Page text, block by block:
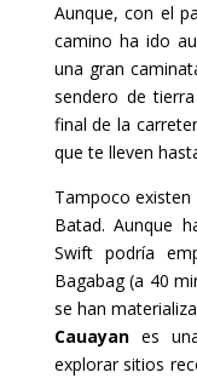
Aunque, con el
camino ha ido
una gran
sendero de
final de la
que te lleven
Tampoco existen
Batad. Aunque
Swift podría
Bagabag (a 40
se han
Cauayanes una
explorar sitios